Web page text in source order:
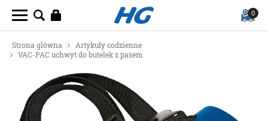
0
Strona glówna
Artykuły codzienne
VAC-PAC uchwyt do butelek z pasem